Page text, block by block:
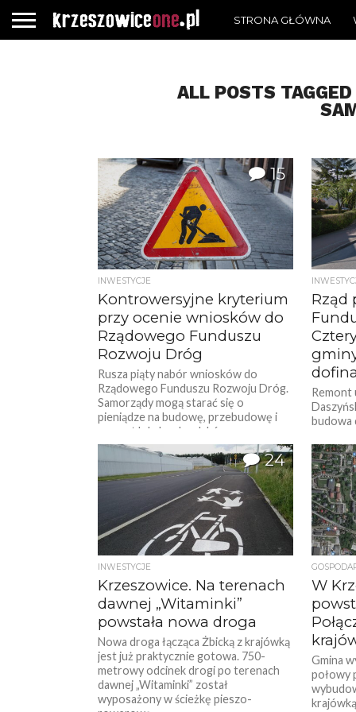
STRONA GŁÓWNA
ALL POSTS
15
INWESTYCJE
Kontrowersyjne kryterium
przy ocenie wniosków do
Rządowego Funduszu
Rozwoju Dróg
Rusza piąty nabór wniosków do
Rządowego Funduszu Rozwoju Dróg.
Samorządy mogą starać się o
pieniądze na budowę, przebudowę i
remont lokalnych szlaków...
Rząd
Remont
budowa
24
INWESTYCJE
Krzeszowice. Na terenach
dawnej „Witaminki”
powstała nowa droga
Nowa droga łącząca Żbicką z krajówką
jest już praktycznie gotowa. 750-
metrowy odcinek drogi po terenach
dawnej „Witaminki” został
wyposażony w ścieżkę pieszo-
W
Gmina
połowy